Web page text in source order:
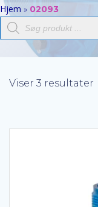
Hjem » 02093
Products
search
Viser 3 resultater